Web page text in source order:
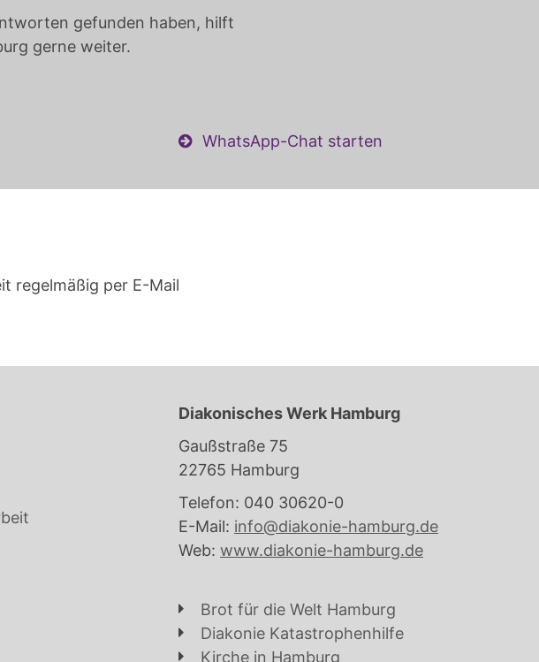
gefunden haben, hilft
gerne weiter.
WhatsApp-Chat starten
regelmäßig per E-Mail
Diakonisches Werk Hamburg
Gaußstraße 75
22765 Hamburg
Telefon: 040 30620-0
E-Mail: info@diakonie-hamburg.de
Web: www.diakonie-hamburg.de
Brot für die Welt Hamburg
Diakonie Katastrophenhilfe
Kirche in Hamburg